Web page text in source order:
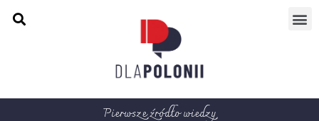
Pierwsze źródło wiedzy